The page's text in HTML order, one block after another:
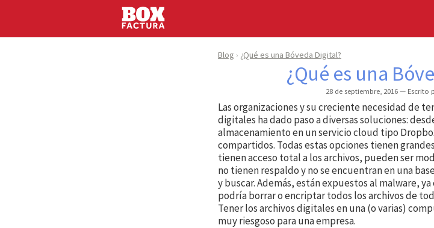
Blog ¿Qué es una Bóveda Digital?
¿Qué es una
28 de septiembre, 2016 Escrito
Las organizaciones y su creciente necesidad de
digitales ha dado paso a diversas soluciones:
almacenamiento en un servicio cloud tipo
compartidos. Todas estas opciones tienen
tienen acceso total a los archivos, pueden ser
no tienen respaldo y no se encuentran en una
y buscar. Además, están expuestos al malware,
podría borrar o encriptar todos los archivos de
Tener los archivos digitales en una (o varias)
muy riesgoso para una empresa.